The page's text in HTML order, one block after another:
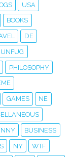
USA
BOOKS
DE
UNFUG
PHILOSOPHY
GAMES NE
BUSINESS
NY WTF